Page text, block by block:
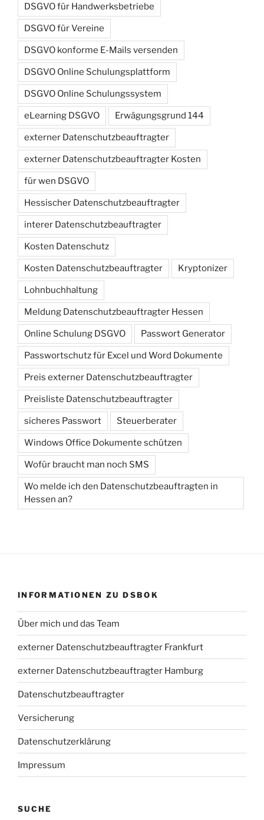
DSGVO für Handwerksbetriebe
DSGVO für Vereine
DSGVO konforme E-Mails versenden
DSGVO Online Schulungsplattform
DSGVO Online Schulungssystem
eLearning DSGVO Erwägungsgrund 144
externer Datenschutzbeauftragter
externer Datenschutzbeauftragter Kosten
für wen DSGVO
Hessischer Datenschutzbeauftragter
interer Datenschutzbeauftragter
Kosten Datenschutz
Kosten Datenschutzbeauftragter Kryptonizer
Lohnbuchhaltung
Meldung Datenschutzbeauftragter Hessen
Online Schulung DSGVO Passwort Generator
Passwortschutz für Excel und Word Dokumente
Preis externer Datenschutzbeauftragter
Preisliste Datenschutzbeauftragter
sicheres Passwort Steuerberater
Windows Office Dokumente schützen
Wofür braucht man noch SMS
Wo melde ich den Datenschutzbeauftragten in
Hessen an?
INFORMATIONEN ZU DSBOK
Über mich und das Team
externer Datenschutzbeauftragter Frankfurt
externer Datenschutzbeauftragter Hamburg
Datenschutzbeauftragter
Versicherung
Datenschutzerklärung
Impressum
SUCHE